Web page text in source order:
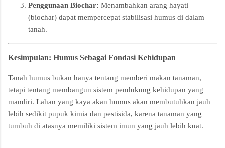
Penggunaan Biochar: Menambahkan arang hayati
(biochar) dapat mempercepat stabilisasi humus di dalam
tanah.
Kesimpulan: Humus Sebagai Fondasi Kehidupan
Tanah humus bukan hanya tentang memberi makan tanaman,
tetapi tentang membangun sistem pendukung kehidupan yang
mandiri. Lahan yang kaya akan humus akan membutuhkan jauh
lebih sedikit pupuk kimia dan pestisida, karena tanaman yang
tumbuh di atasnya memiliki sistem imun yang jauh lebih kuat.